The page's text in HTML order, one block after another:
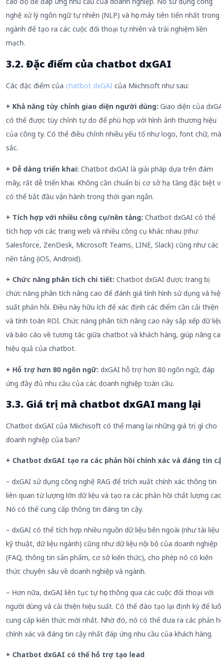
nghệ xử lý ngôn ngữ tự nhiên (NLP) và học máy tiên tiến nhất trong
ngành để tạo ra các cuộc đối thoại tự nhiên và trải nghiệm liền
mạch.
3.2. Đặc điểm của chatbot dxGAI
Các đặc điểm của chatbot dxGAI của Miichisoft như sau:
+ Khả năng tùy chỉnh giao diện người dùng: Giao diện của
có thể được tùy chỉnh tự do để phù hợp với hình ảnh thương hiệu
của công ty. Có thể điều chỉnh nhiều yếu tố như logo, font chữ,
sắc.
+ Dễ dàng triển khai: Chatbot dxGAI là giải pháp dựa trên đám
mây, rất dễ triển khai. Không cần chuẩn bị cơ sở hạ tầng đặc biệt
có thể bắt đầu vận hành trong thời gian ngắn.
+ Tích hợp với nhiều công cụ/nền tảng: Chatbot dxGAI có thể
tích hợp với các trang web và nhiều công cụ khác nhau (như
Salesforce, ZenDesk, Microsoft Teams, LINE, Slack) cũng như các
nền tảng (iOS, Android).
+ Chức năng phân tích chi tiết: Chatbot dxGAI được trang bị
chức năng phân tích nâng cao để đánh giá tình hình sử dụng và
suất phản hồi. Điều này hữu ích để xác định các điểm cần cải thiện
và tính toán ROI. Chức năng phân tích nâng cao này sắp xếp dữ
và báo cáo về tương tác giữa chatbot và khách hàng, giúp nâng
hiệu quả của chatbot.
+ Hỗ trợ hơn 80 ngôn ngữ: dxGAI hỗ trợ hơn 80 ngôn ngữ, đáp
ứng đầy đủ nhu cầu của các doanh nghiệp toàn cầu.
3.3. Giá trị mà chatbot dxGAI mang lại
Chatbot dxGAI của Miichisoft có thể mang lại những giá trị gì cho
doanh nghiệp của bạn?
+ Chatbot dxGAI tạo ra các phản hồi chính xác và đáng tin
– dxGAI sử dụng công nghệ RAG để trích xuất chính xác thông tin
liên quan từ lượng lớn dữ liệu và tạo ra các phản hồi chất lượng
Nó có thể cung cấp thông tin đáng tin cậy.
– dxGAI có thể tích hợp nhiều nguồn dữ liệu bên ngoài (như tài liệu
kỹ thuật, dữ liệu ngành) cũng như dữ liệu nội bộ của doanh nghiệp
(FAQ, thông tin sản phẩm, cơ sở kiến thức), cho phép nó có kiến
thức chuyên sâu về doanh nghiệp và ngành.
– Hơn nữa, dxGAI liên tục tự học thông qua các cuộc đối thoại với
người dùng và cải thiện hiệu suất. Có thể đào tạo lại định kỳ để
cung cấp kiến thức mới nhất. Nhờ đó, nó có thể đưa ra các phản
chính xác và đáng tin cậy nhất đáp ứng nhu cầu của khách hàng.
+ Chatbot dxGAI có thể hỗ trợ tạo lead